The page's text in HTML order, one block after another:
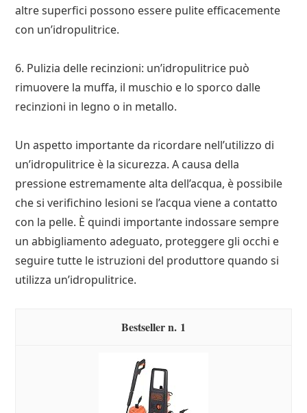
altre superfici possono essere pulite efficacemente
con un’idropulitrice.
6. Pulizia delle recinzioni: un’idropulitrice può
rimuovere la muffa, il muschio e lo sporco dalle
recinzioni in legno o in metallo.
Un aspetto importante da ricordare nell’utilizzo di
un’idropulitrice è la sicurezza. A causa della
pressione estremamente alta dell’acqua, è possibile
che si verifichino lesioni se l’acqua viene a contatto
con la pelle. È quindi importante indossare sempre
un abbigliamento adeguato, proteggere gli occhi e
seguire tutte le istruzioni del produttore quando si
utilizza un’idropulitrice.
1